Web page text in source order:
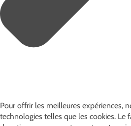
Pour offrir les meilleures expériences,
technologies telles que les cookies. Le